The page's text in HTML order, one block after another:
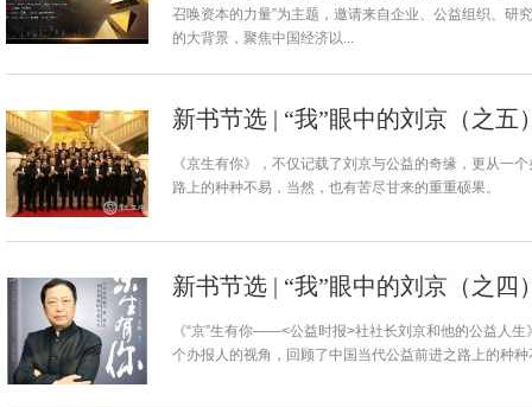
召唤资本的力量”为主题，邀请来自企业、公益组织、研
的大背景，聚焦中国经济以...
新书节选 | “我”眼中的刘京（之
《京生有你》，不仅记载了刘京与公益的奇缘，更从一
路上的种种不易，当然，也有苦尽甘来的重重硕果。
新书节选 | “我”眼中的刘京（之
《“京”生有你——<公益时报>社社长刘京和他的公益人
个办报人的视角，回顾了中国当代公益前进之路上的种